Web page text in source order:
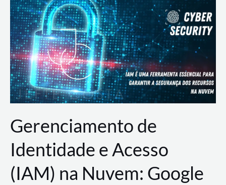
Segurança
e
Operações
Gerenciamento de
Identidade e Acesso
(IAM) na Nuvem: Google